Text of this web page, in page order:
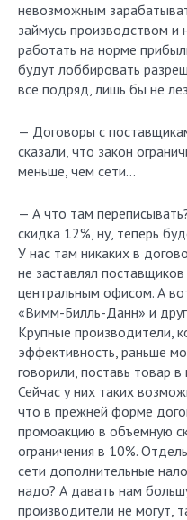
невозможным
займусь производством и
работать на норме
будут лоббировать
все подряд, лишь бы не
— Договоры с
сказали, что закон
меньше, чем сети…
— А что там
скидка 12%, ну, теперь
У нас там никаких в
не заставлял
центральным офисом. А
«Вимм-Билль-Данн» и
Крупные производители,
эффективность, раньше
говорили, поставь товар
Сейчас у них таких
что в прежней форме
промоакцию в объемную
ограничения в 10%.
сети дополнительные
надо? А давать нам
производители не могут,